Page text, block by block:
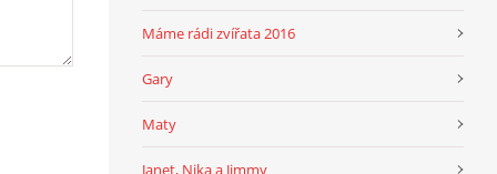
Máme rádi zvířata 2016
Gary
Maty